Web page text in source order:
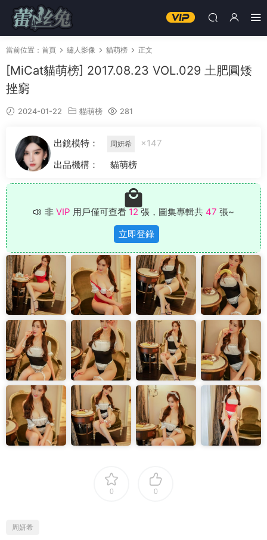
當前位置： 首頁 繡人影像 貓萌榜 正文
[MiCat貓萌榜] 2017.08.23 VOL.029 土肥圓矮
挫窮
2024-01-22 貓萌榜 281
出鏡模特： 周妍希
×147
出品機構：
貓萌榜
非 VIP 用戶僅可查看 12 張，圖集專輯共 47 張~
立即登錄
0 0
周妍希